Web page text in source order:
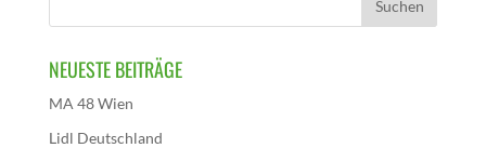
NEUESTE BEITRÄGE
MA 48 Wien
Lidl Deutschland